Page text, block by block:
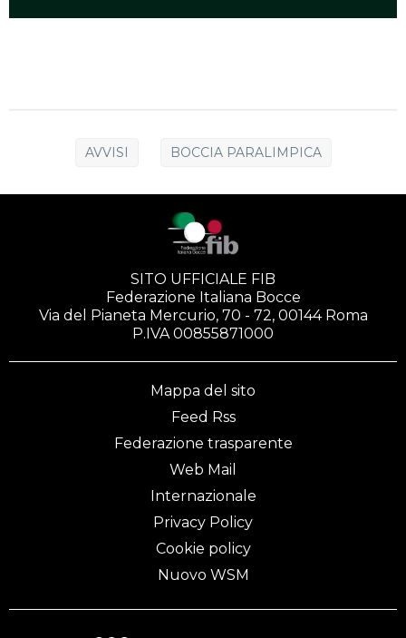
AVVISI BOCCIA PARALIMPICA
SITO UFFICIALE FIB
Federazione Italiana Bocce
Via del Pianeta Mercurio, 70 - 72, 00144 Roma
P.IVA 00855871000
Mappa del sito
Feed Rss
Federazione trasparente
Web Mail
Internazionale
Privacy Policy
Cookie policy
Nuovo WSM